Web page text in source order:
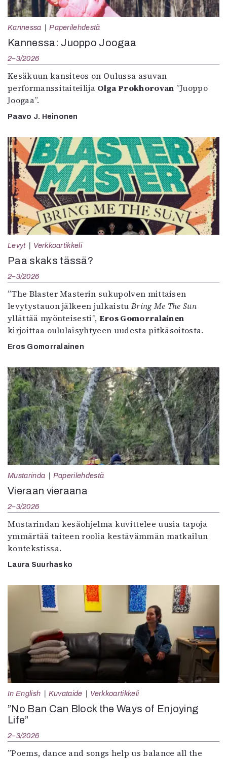
Kannessa Paperilehdestä
Kannessa: Juoppo Joogaa
2–3/2026
Kesäkuun kansiteos on Oulussa asuvan
performanssitaiteilija Olga Prokhorovan ”Juoppo
Joogaa”.
Paavo J. Heinonen
Levyt Verkkoartikkeli
Paa skaks tässä?
2–3/2026
”The Blaster Masterin sukupolven mittaisen
levytystauon jälkeen julkaistu Bring Me The Sun
yllättää myönteisesti”, Eros Gomorralainen
kirjoittaa oululaisyhtyeen uudesta pitkäsoitosta.
Eros Gomorralainen
Mustarinda Paperilehdestä
Vieraan vieraana
2–3/2026
Mustarindan kesäohjelma kuvittelee uusia tapoja
ymmärtää taiteen roolia kestävämmän matkailun
kontekstissa.
Laura Suurhasko
In English Kuvataide Verkkoartikkeli
”No Ban Can Block the Ways of Enjoying
Life”
2–3/2026
”Poems, dance and songs help us balance all the